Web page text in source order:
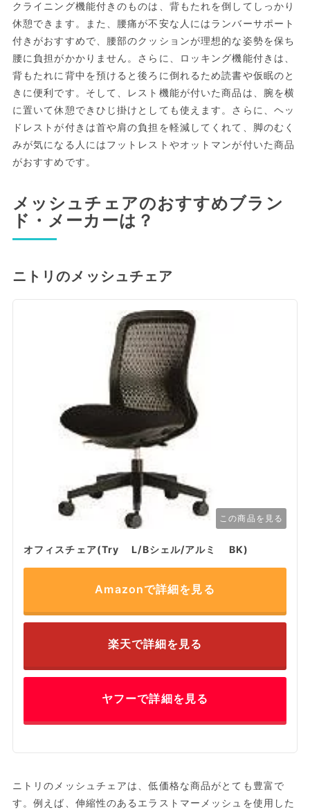
クライニング機能付きのものは、背もたれを倒してしっかり
休憩できます。また、腰痛が不安な人にはランバーサポート
付きがおすすめで、腰部のクッションが理想的な姿勢を保ち
腰に負担がかかりません。さらに、ロッキング機能付きは、
背もたれに背中を預けると後ろに倒れるため読書や仮眠のと
きに便利です。そして、レスト機能が付いた商品は、腕を横
に置いて休憩できひじ掛けとしても使えます。さらに、ヘッ
ドレストが付きは首や肩の負担を軽減してくれて、脚のむく
みが気になる人にはフットレストやオットマンが付いた商品
がおすすめです。
メッシュチェアのおすすめブラン
ド・メーカーは？
ニトリのメッシュチェア
この商品を見る
オフィスチェア(Try L/Bシェル/アルミ BK)
Amazonで詳細を見る
楽天で詳細を見る
ヤフーで詳細を見る
ニトリのメッシュチェアは、低価格な商品がとても豊富で
す。例えば、伸縮性のあるエラストマーメッシュを使用した